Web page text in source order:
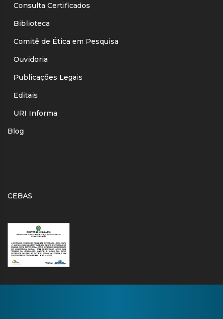
Consulta Certificados
Biblioteca
Comitê de Ética em Pesquisa
Ouvidoria
Publicações Legais
Editais
URI Informa
Blog
CEBAS